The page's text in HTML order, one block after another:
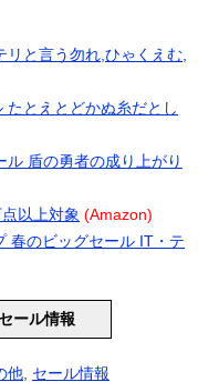
リと言う勿れ,ひゃくえむ,
たとえとどかぬ糸だとし
盾の勇者の成り上がり
以上対象 (Amazon)
春のビッグセール IT・テ
ール情報
他, セール情報